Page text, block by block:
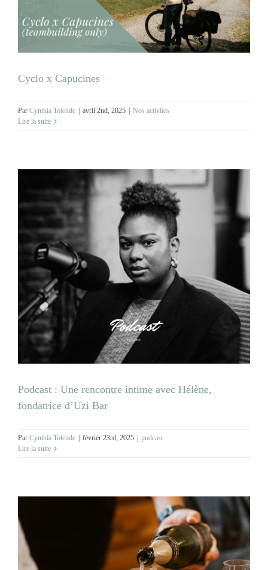
Cyclo x Capucines
Par Cynthia Tolende avril 2nd, 2025
Nos activités
Lire la suite
Podcast : Une rencontre intime avec Hélène,
fondatrice d’Uzi Bar
Par Cynthia Tolende février 23rd, 2025
podcast
Lire la suite